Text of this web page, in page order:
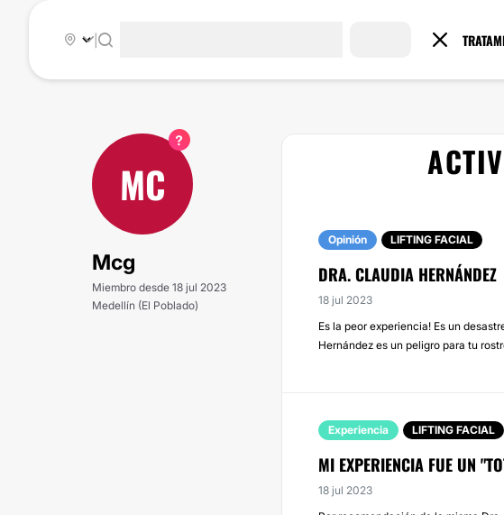
|
MC
Mcg
Miembro desde 18 jul 2023
Medellín (El Poblado)
Opinión LIFTING FACIAL
DRA. CLAUDIA HERNÁNDEZ
18 jul 2023
Es la peor experiencia! Es un
Hernández es un peligro para tu
Experiencia LIFTING FACIAL
MI EXPERIENCIA FUE UN
18 jul 2023